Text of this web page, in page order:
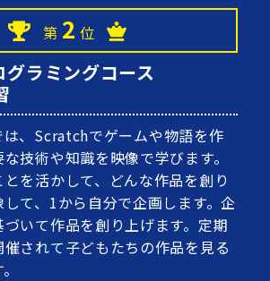
第 2 位
ラミングコース
は、Scratchでゲームや物語を作
技術や知識を映像で学びます。
を活かして、どんな作品を創り
て、1から自分で企画します。企
いて作品を創り上げます。定期
されて子どもたちの作品を見る